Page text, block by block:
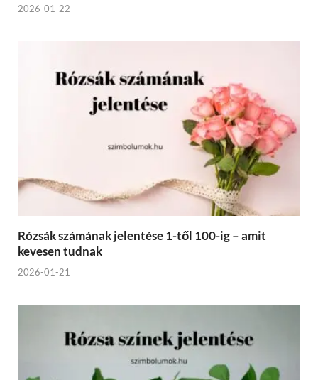
2026-01-22
Rózsák számának jelentése 1-től 100-ig – amit
kevesen tudnak
2026-01-21